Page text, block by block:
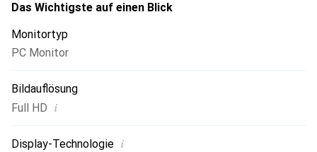
Das Wichtigste auf einen Blick
Monitortyp
PC Monitor
Bildauflösung
Full HD i
Display-Technologie i